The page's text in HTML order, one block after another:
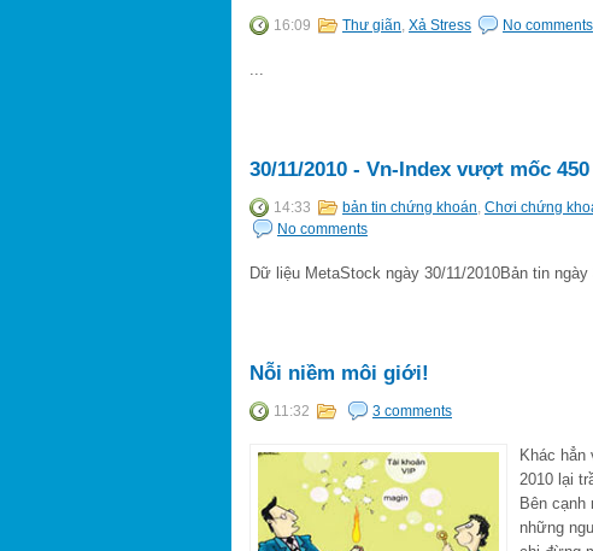
16:09 Thư giãn, Xả Stress No comments
...
30/11/2010 - Vn-Index vượt mốc
14:33 bản tin chứng khoán, Chơi chứng
No comments
Dữ liệu MetaStock ngày 30/11/2010Bản tin ngày
Nỗi niềm môi giới!
11:32 3 comments
Khác hẳn
2010 lại
Bên
những